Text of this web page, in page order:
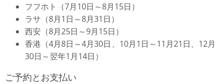
フフホト（7月10日～8月15日）
ラサ（8月1日～8月31日）
西安（8月25日～9月15日）
香港（4月8日～4月30日、10月1日～11月21日、12月
30日～翌年1月14日）
ご予約とお支払い